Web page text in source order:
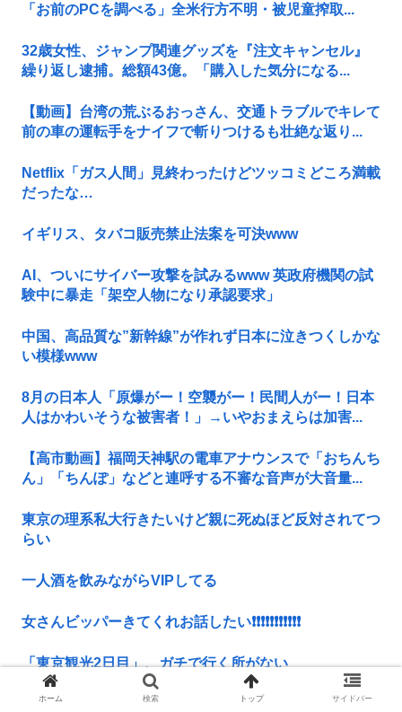
「お前のPCを調べる」全米行方不明・被児童搾取...
32歳女性、ジャンプ関連グッズを『注文キャンセル』
繰り返し逮捕。総額43億。「購入した気分になる...
【動画】台湾の荒ぶるおっさん、交通トラブルでキレて
前の車の運転手をナイフで斬りつけるも壮絶な返り...
Netflix「ガス人間」見終わったけどツッコミどころ満載
だったな…
イギリス、タバコ販売禁止法案を可決www
AI、ついにサイバー攻撃を試みるwww 英政府機関の試
験中に暴走「架空人物になり承認要求」
中国、高品質な”新幹線”が作れず日本に泣きつくしかな
い模様www
8月の日本人「原爆がー！空襲がー！民間人がー！日本
人はかわいそうな被害者！」→いやおまえらは加害...
【高市動画】福岡天神駅の電車アナウンスで「おちんち
ん」「ちんぽ」などと連呼する不審な音声が大音量...
東京の理系私大行きたいけど親に死ぬほど反対されてつ
らい
一人酒を飲みながらVIPしてる
女さんビッパーきてくれお話したい❗❗❗❗❗❗❗❗❗❗❗
「東京観光2日目」、ガチで行く所がない
日本人「回し飲みを嫌がるのはゲイ」
ホーム 検索 トップ サイドバー